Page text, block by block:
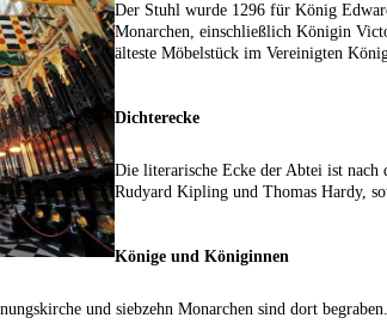
Der Stuhl wurde 1296 für König
Monarchen, einschließlich Königin
älteste Möbelstück im Vereinigten
Dichterecke
Die literarische Ecke der Abtei ist nach
Rudyard Kipling und Thomas Hardy,
Könige und Königinnen
und siebzehn Monarchen sind dort